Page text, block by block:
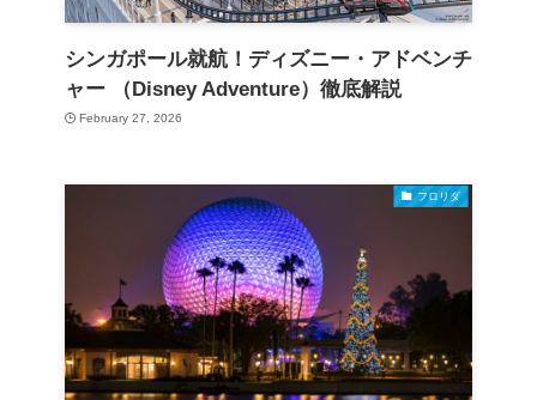
シンガポール就航！ディズニー・アドベンチ
ャー （Disney Adventure）徹底解説
February 27, 2026
フロリダ